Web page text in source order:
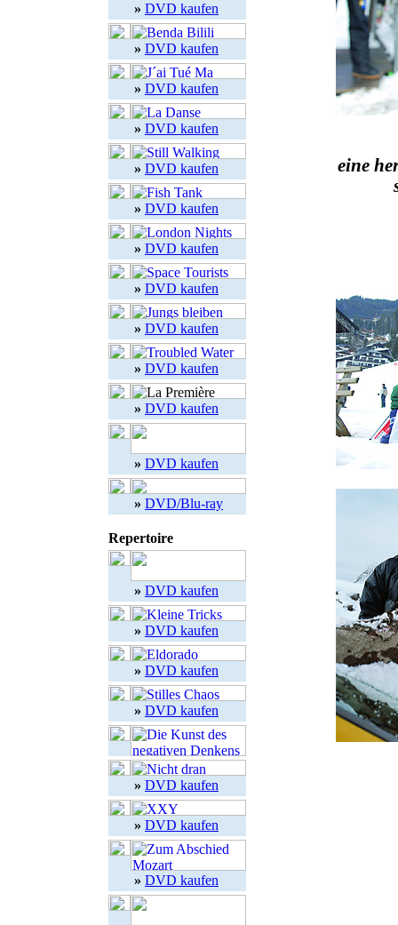
» DVD kaufen
» DVD kaufen
» DVD kaufen
» DVD kaufen
» DVD kaufen
» DVD kaufen
» DVD kaufen
» DVD kaufen
» DVD kaufen
» DVD kaufen
» DVD kaufen
» DVD kaufen
» DVD/Blu-ray
Repertoire
» DVD kaufen
» DVD kaufen
» DVD kaufen
» DVD kaufen
» DVD kaufen
» DVD kaufen
» DVD kaufen
eine